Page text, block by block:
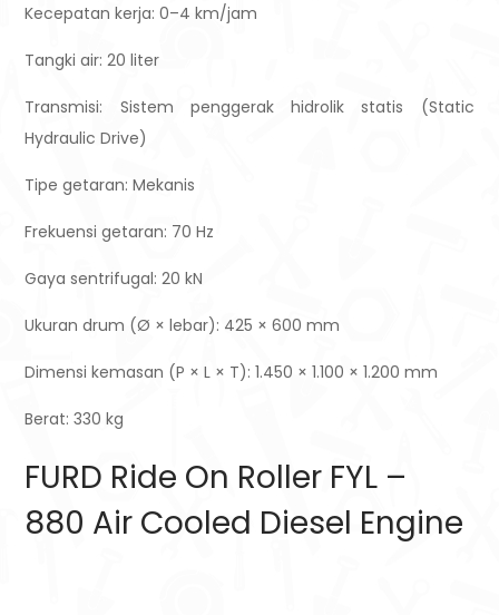
Kecepatan kerja: 0–4 km/jam
Tangki air: 20 liter
Transmisi: Sistem penggerak hidrolik statis (Static
Hydraulic Drive)
Tipe getaran: Mekanis
Frekuensi getaran: 70 Hz
Gaya sentrifugal: 20 kN
Ukuran drum (Ø × lebar): 425 × 600 mm
Dimensi kemasan (P × L × T): 1.450 × 1.100 × 1.200 mm
Berat: 330 kg
FURD Ride On Roller FYL –
880 Air Cooled Diesel Engine